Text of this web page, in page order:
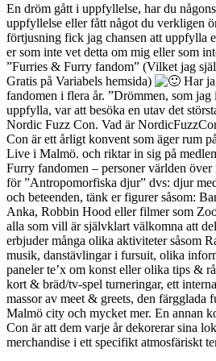
En dröm gått i uppfyllelse, har du
uppfyllelse eller fått något du verkligen
förtjusning fick jag chansen att uppfylla
er som inte vet detta om mig eller som
”Furries & Furry fandom” (Vilket jag
Gratis på Variabels hemsida)
Har
fandomen i flera år. ”Drömmen, som jag
uppfylla, var att besöka en utav det
Nordic Fuzz Con. Vad är
Con är ett årligt konvent som äger rum
Live i Malmö. och riktar in sig på
Furry fandomen – personer världen över
för ”Antropomorfiska djur” dvs: djur
och beteenden, tänk er figurer såsom:
Anka, Robbin Hood eller filmer som
alla som vill är självklart välkomna att
erbjuder många olika aktiviteter såsom
musik, danstävlingar i fursuit, olika
paneler te’x om konst eller olika tips &
kort & bräd/tv-spel turneringar, ett
massor av meet & greets, den färgglada
Malmö city och mycket mer. En annan
Con är att dem varje år dekorerar sina
merchandise i ett specifikt atmosfäriskt